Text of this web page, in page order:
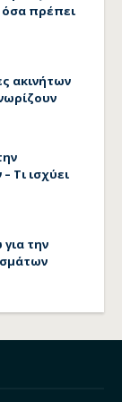
όσα πρέπει
ακινήτων
Τι ισχύει
την